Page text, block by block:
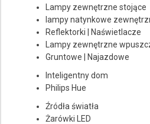
Lampy zewnętrzne stojące
lampy natynkowe
Reflektorki | Naświetlacze
Lampy zewnętrzne
Gruntowe | Najazdowe
Inteligentny dom
Philips Hue
Źródła światła
Żarówki LED